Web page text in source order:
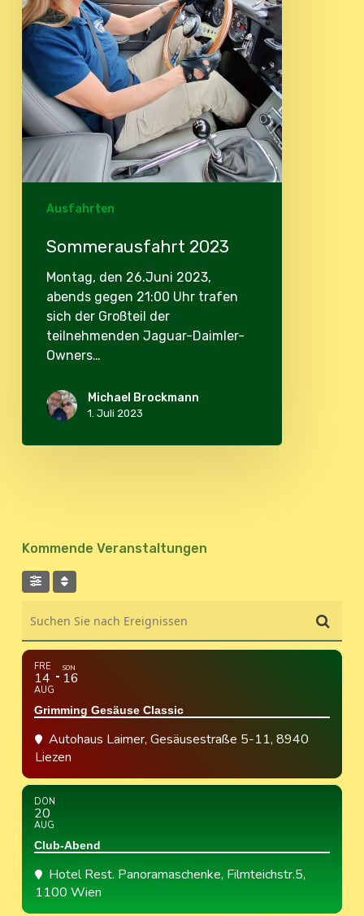
Ausfahrten
Sommerausfahrt 2023
Montag, den 26.Juni 2023,
abends gegen 21:00 Uhr trafen
sich der Großteil der
teilnehmenden Jaguar-Daimler-
Owners…
Michael Brockmann
1. Juli 2023
Kommende Veranstaltungen
FRE
14
AUG
SON
16
Grimming Gesäuse Classic
Autohaus Laimer, Gesäusestraße 5-11, 8940
Liezen
DON
20
AUG
Club-Abend
Hotel Rest. Panoramaschenke, Filmteichstr.5,
1100 Wien